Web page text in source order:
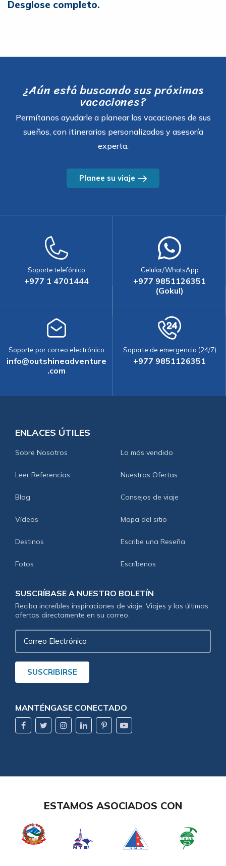
Desglose completo.
¿Aún está buscando sus próximas
vacaciones?
Permítanos ayudarle a planear las vacaciones de sus
sueños, con itinerarios personalizados y asesoría
experta.
Planee su viaje
Soporte telefónico
+977 1 4701444
Celular/WhatsApp
+977 9851126351
(Gokul)
Soporte por correo electrónico
info@outshineadventure
.com
Soporte de emergencia (24/7)
+977 9851126351
ENLACES ÚTILES
Sobre Nosotros Lo más vendido
Leer Referencias Nuestras Ofertas
Blog Consejos de viaje
Vídeos Mapa del sitio
Destinos Escribe una Reseña
Fotos Escríbenos
SUSCRÍBASE A NUESTRO BOLETÍN
Reciba increíbles inspiraciones de viaje. Viajes y las últimas
ofertas directamente en su correo.
Correo
Electrónico
SUSCRIBIRSE
MANTÉNGASE CONECTADO
ESTAMOS ASOCIADOS CON